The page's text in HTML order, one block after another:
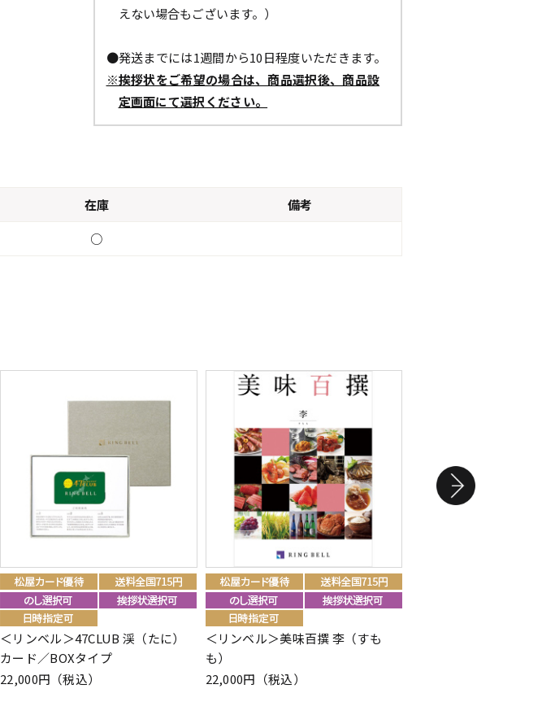
えない場合もございます。）
●発送までには1週間から10日程度いただきます。
※挨拶状をご希望の場合は、商品選択後、商品設
定画面にて選択ください。
在庫
備考
○
＜リンベル＞47CLUB 渓（たに）
カード／BOXタイプ
22,000円（税込）
＜リンベル＞美味百撰 李（すも
も）
22,000円（税込）